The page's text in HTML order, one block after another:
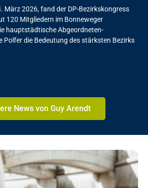
März 2026, fand der DP-Bezirkskongress
120 Mitgliedern im Bonneweger
hauptstädtische Abgeordneten-
Polfer die Bedeutung des stärksten Bezirks
News von Guy Arendt